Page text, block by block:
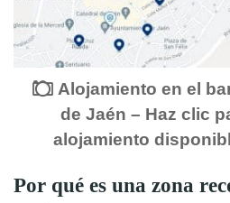
Alojamiento en el
de Jaén – Haz clic
alojamiento
Por qué es una zona